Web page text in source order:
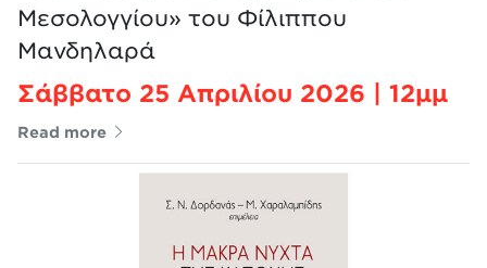
Σάββατο 25 Απριλίου 2026 | 12μμ
Μεσολογγίου» του Φίλιππου
Μανδηλαρά
Read more